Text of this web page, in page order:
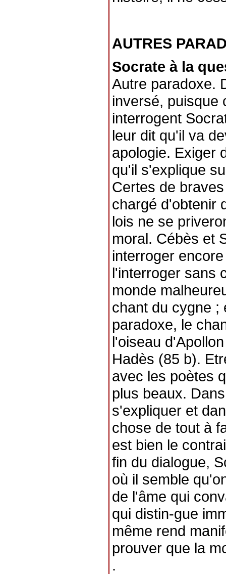
AUTRES
Socrate à la
Autre paradoxe.
inversé, puisque
interrogent
leur dit qu'il va
apologie. Exiger
qu'il s'explique
Certes de
chargé d'obtenir
lois ne se
moral. Cébès et
interroger
l'interroger sans
monde
chant du cygne ;
paradoxe, le
l'oiseau
Hadès (85 b).
avec les poètes
plus beaux.
s'expliquer et
chose de tout à
est bien le
fin du dialogue,
où il semble
de l'âme qui
qui distin-gue
même rend
prouver que la
.